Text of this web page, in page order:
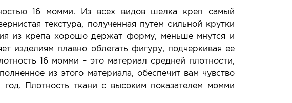
16 момми. Из всех видов шелка креп самый
текстура, полученная путем сильной крутки
из крепа хорошо держат форму, меньше мнутся и
изделиям плавно облегать фигуру, подчеркивая ее
16 момми – это материал средней плотности,
из этого материала, обеспечит вам чувство
Плотность ткани с высоким показателем момми